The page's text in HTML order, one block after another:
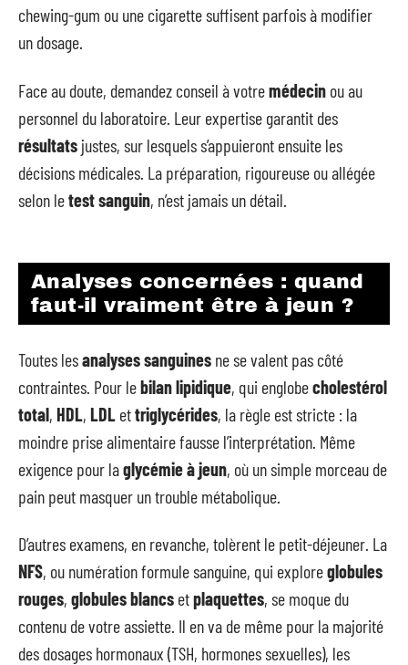
chewing-gum ou une cigarette suffisent parfois à modifier
un dosage.
Face au doute, demandez conseil à votremédecin ou au
personnel du laboratoire. Leur expertise garantit des
résultats justes, sur lesquels s’appuieront ensuite les
décisions médicales. La préparation, rigoureuse ou allégée
selon letest sanguin, n’est jamais un détail.
Analyses concernées : quand
faut-il vraiment être à jeun ?
Toutes lesanalyses sanguines ne se valent pas côté
contraintes. Pour lebilan lipidique, qui englobecholestérol
total, HDL, LDL ettriglycérides, la règle est stricte : la
moindre prise alimentaire fausse l’interprétation. Même
exigence pour laglycémie à jeun, où un simple morceau de
pain peut masquer un trouble métabolique.
D’autres examens, en revanche, tolèrent le petit-déjeuner. La
NFS, ou numération formule sanguine, qui exploreglobules
rouges, globules blancs etplaquettes, se moque du
contenu de votre assiette. Il en va de même pour la majorité
des dosages hormonaux (TSH, hormones sexuelles), les